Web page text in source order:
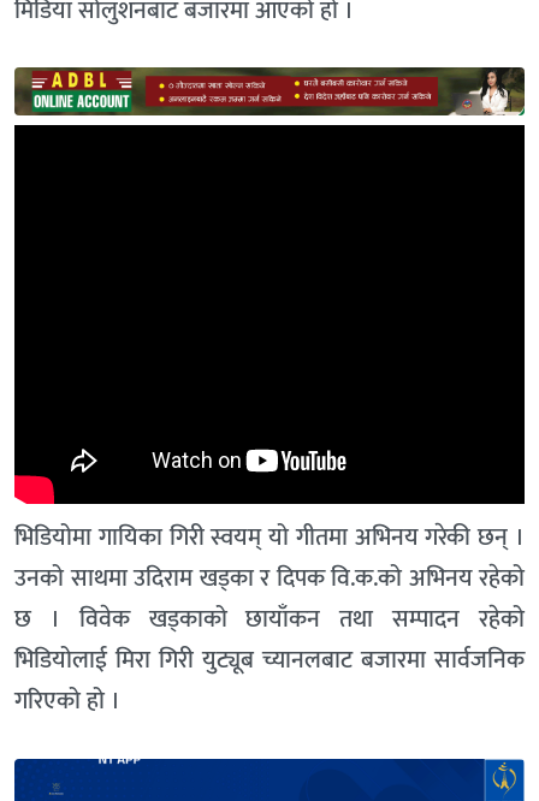
मिडिया सोलुशनबाट बजारमा आएको हो ।
भिडियोमा गायिका गिरी स्वयम् यो गीतमा अभिनय गरेकी छन् ।
उनको साथमा उदिराम खड्का र दिपक वि.क.को अभिनय रहेको
छ । विवेक खड्काको छायाँकन तथा सम्पादन रहेको
भिडियोलाई मिरा गिरी युट्यूब च्यानलबाट बजारमा सार्वजनिक
गरिएको हो ।